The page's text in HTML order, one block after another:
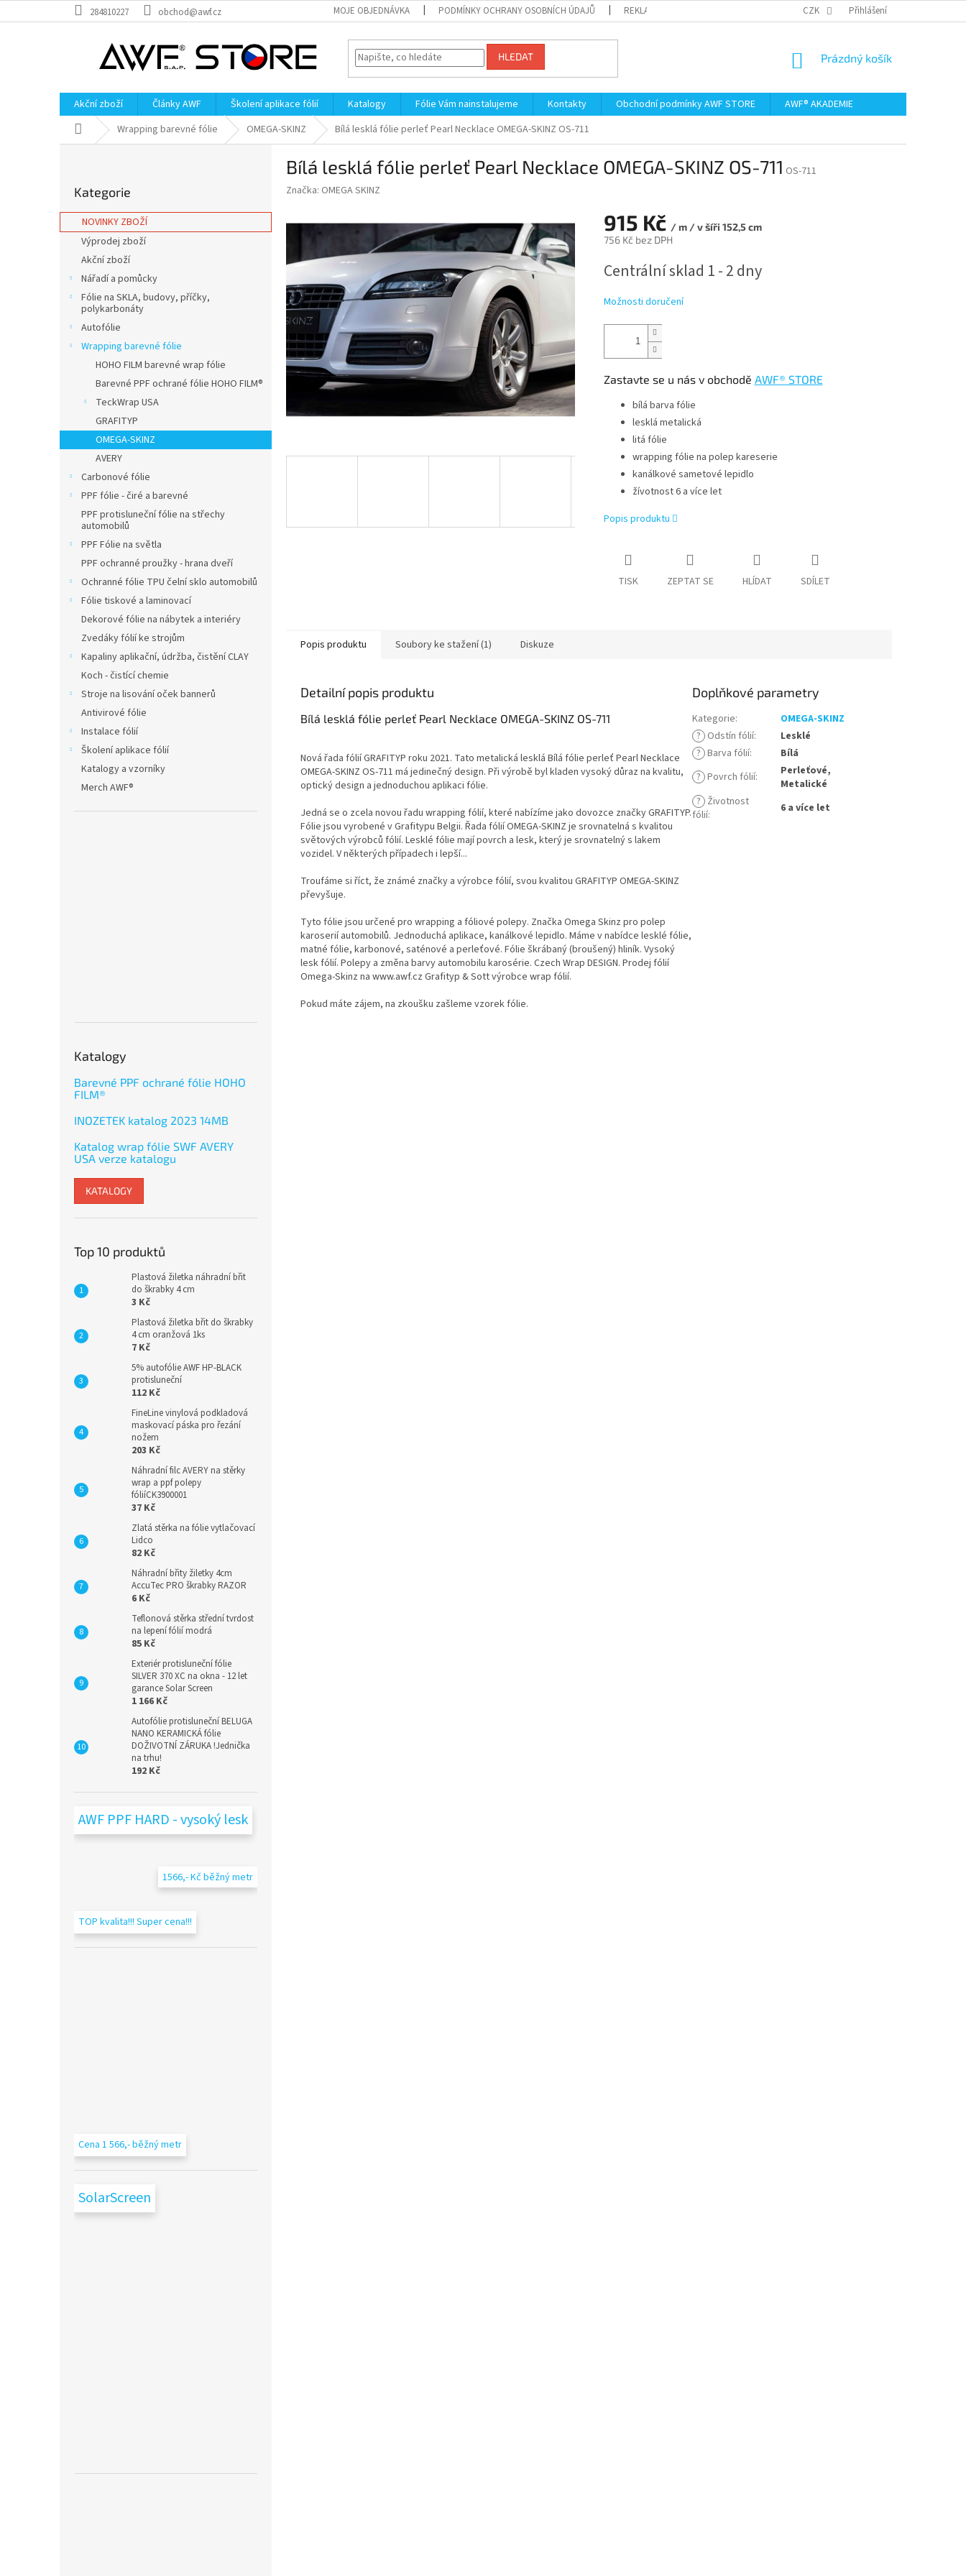
na
284810227 obchod@awf.cz MOJE OBJEDNÁVKA PODMÍNKY OCHRANY OSOBNÍCH ÚDAJŮ REKLAMACE A VRÁCENÍ ZBOŽÍ CZK Přihlášení
HLEDAT
NÁKUPNÍ
Prázdný košík
Akční zboží Články AWF Školení aplikace fólií Katalogy Fólie Vám nainstalujeme Kontakty Obchodní podmínky AWF STORE
AWF® AKADEMIE
Domů Wrapping barevné fólie OMEGA-SKINZ Bílá lesklá fólie perleť Pearl Necklace OMEGA-SKINZ OS-711
r
a
kategorie
Kategorie
NOVINKY ZBOŽÍ
Výprodej zboží
Akční zboží
Nářadí a pomůcky
Fólie na SKLA, budovy, příčky,
polykarbonáty
Autofólie
Wrapping barevné fólie
HOHO FILM barevné wrap fólie
Barevné PPF ochrané fólie HOHO FILM®
TeckWrap USA
GRAFITYP
OMEGA-SKINZ
AVERY
Carbonové fólie
PPF fólie - čiré a barevné
PPF protisluneční fólie na střechy
automobilů
PPF Fólie na světla
PPF ochranné proužky - hrana dveří
Ochranné fólie TPU čelní sklo automobilů
Fólie tiskové a laminovací
Dekorové fólie na nábytek a interiéry
Zvedáky fólií ke strojům
Kapaliny aplikační, údržba, čistění CLAY
Koch - čistící chemie
Stroje na lisování oček bannerů
Antivirové fólie
Instalace fólií
Školení aplikace fólií
Katalogy a vzorníky
Merch AWF®
Katalogy
Barevné PPF ochrané fólie HOHO
FILM®
INOZETEK katalog 2023 14MB
Katalog wrap fólie SWF AVERY
USA verze katalogu
KATALOGY
Top 10 produktů
Plastová žiletka náhradní břit
do škrabky 4 cm
3 Kč
Plastová žiletka břit do škrabky
4 cm oranžová 1ks
7 Kč
5% autofólie AWF HP-BLACK
protisluneční
112 Kč
FineLine vinylová podkladová
maskovací páska pro řezání
nožem
203 Kč
Náhradní filc AVERY na stěrky
wrap a ppf polepy
fóliíCK3900001
37 Kč
Zlatá stěrka na fólie vytlačovací
Lidco
82 Kč
Náhradní břity žiletky 4cm
AccuTec PRO škrabky RAZOR
6 Kč
Teflonová stěrka střední tvrdost
na lepení fólií modrá
85 Kč
Exteriér protisluneční fólie
SILVER 370 XC na okna - 12 let
garance Solar Screen
1 166 Kč
Autofólie protisluneční BELUGA
NANO KERAMICKÁ fólie
DOŽIVOTNÍ ZÁRUKA !Jednička
na trhu!
192 Kč
AWF PPF HARD - vysoký lesk
TOP kvalita!!! Super cena!!!
1566,- Kč běžný metr
Cena 1 566,- běžný metr
SolarScreen
Bílá lesklá fólie perleť Pearl Necklace OMEGA-SKINZ OS-711 OS-711
Značka: OMEGA SKINZ
915 Kč / m / v šíři 152,5 cm
756 Kč bez DPH
cena:
Centrální sklad 1 - 2 dny
Možnosti doručení
Zastavte se u nás v obchodě AWF® STORE
bílá barva fólie
lesklá metalická
litá fólie
wrapping fólie na polep kareserie
kanálkové sametové lepidlo
žívotnost 6 a více let
Popis produktu
TISK ZEPTAT SE HLÍDAT SDÍLET
Popis produktu Soubory ke stažení (1) Diskuze
Detailní popis produktu
Bílá lesklá fólie perleť Pearl Necklace OMEGA-SKINZ OS-711
Nová řada fólií GRAFITYP roku 2021. Tato metalická lesklá Bílá fólie perleť Pearl Necklace
OMEGA-SKINZ OS-711 má jedinečný design. Při výrobě byl kladen vysoký důraz na kvalitu,
optický design a jednoduchou aplikaci fólie.
Jedná se o zcela novou řadu wrapping fólií, které nabízíme jako dovozce značky GRAFITYP.
Fólie jsou vyrobené v Grafitypu Belgii. Řada fólií OMEGA-SKINZ je srovnatelná s kvalitou
světových výrobců fólií. Lesklé fólie mají povrch a lesk, který je srovnatelný s lakem
vozidel. V některých případech i lepší...
Troufáme si říct, že známé značky a výrobce fólií, svou kvalitou GRAFITYP OMEGA-SKINZ
převyšuje.
Tyto fólie jsou určené pro wrapping a fóliové polepy. Značka Omega Skinz pro polep
karoserií automobilů. Jednoduchá aplikace, kanálkové lepidlo. Máme v nabídce lesklé fólie,
matné fólie, karbonové, saténové a perleťové. Fólie škrábaný (broušený) hliník. Vysoký
lesk fólií. Polepy a změna barvy automobilu karosérie. Czech Wrap DESIGN. Prodej fólií
Omega-Skinz na www.awf.cz Grafityp & Sott výrobce wrap fólií.
Pokud máte zájem, na zkoušku zašleme vzorek fólie.
Doplňkové parametry
Kategorie:
OMEGA-SKINZ
? Odstín fólií:
Lesklé
? Barva fólií:
Bílá
? Povrch fólií:
Perleťové,
Metalické
? Životnost
fólií: 6 a více let